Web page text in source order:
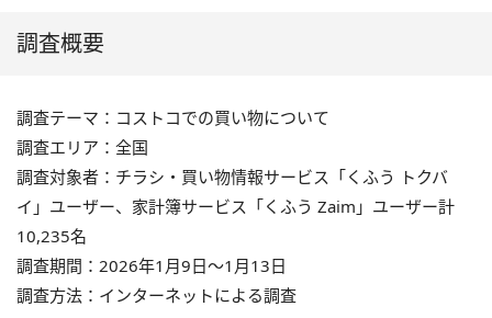
調査概要
調査テーマ：コストコでの買い物について
調査エリア：全国
調査対象者：チラシ・買い物情報サービス「くふう トクバ
イ」ユーザー、家計簿サービス「くふう Zaim」ユーザー計
10,235名
調査期間：2026年1月9日〜1月13日
調査方法：インターネットによる調査